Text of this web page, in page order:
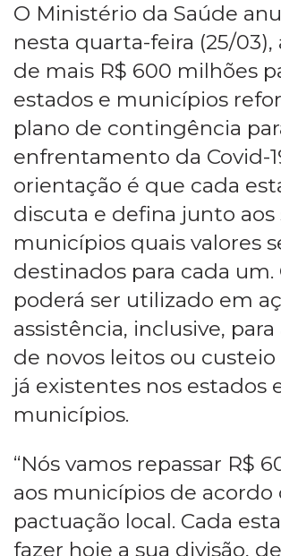
O Ministério da Saúde
nesta quarta-feira (25/03),
de mais R$ 600 milhões
estados e municípios
plano de contingência
enfrentamento da Covid-
orientação é que cada
discuta e defina junto aos
municípios quais valores
destinados para cada um.
poderá ser utilizado em
assistência, inclusive,
de novos leitos ou
já existentes nos estados
municípios.
“Nós vamos repassar R$
aos municípios de acordo
pactuação local. Cada
fazer hoje a sua divisão,